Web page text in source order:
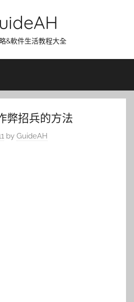
&軟件生活教程大全
弊招兵的方法
by GuideAH